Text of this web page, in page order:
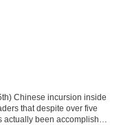
Chinese incursion inside
that despite over five
been accomplished